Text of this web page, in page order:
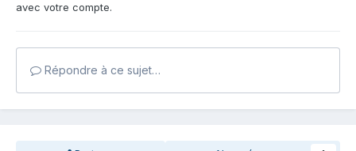
avec votre compte.
Répondre à ce sujet…